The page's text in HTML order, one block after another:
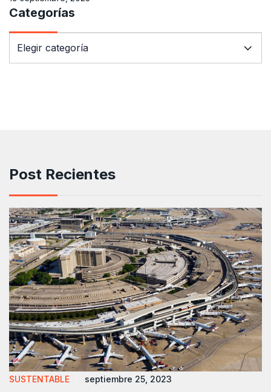
Categorías
Post Recientes
SUSTENTABLE septiembre 25, 2023